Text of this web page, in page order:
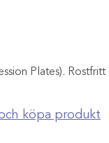
Plates).
köpa produkt